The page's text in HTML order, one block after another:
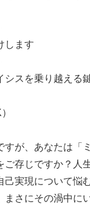
します
シスを乗り越える
すが、あなたは「
ご存じですか？人
己実現について悩
まさにその渦中に